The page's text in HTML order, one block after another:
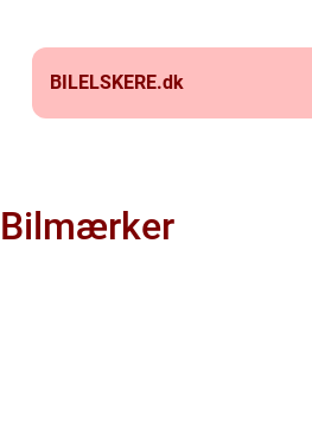
BILELSKERE.dk
Bilmærker